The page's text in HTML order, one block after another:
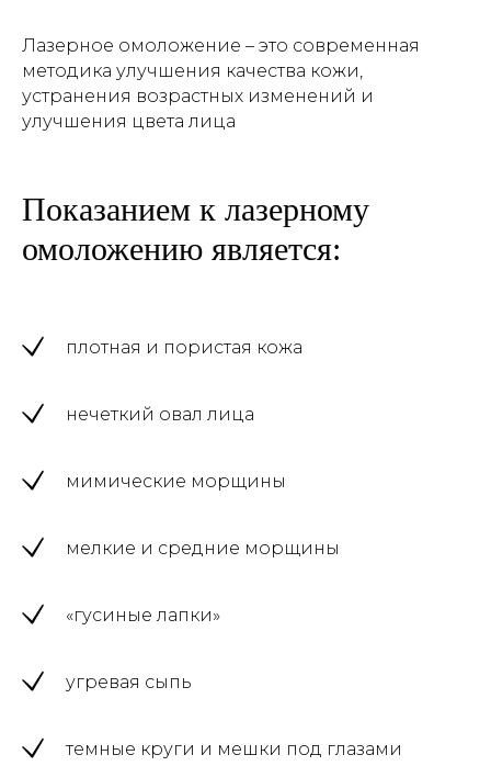
Лазерное омоложение – это современная
методика улучшения качества кожи,
устранения возрастных изменений и
улучшения цвета лица
Показанием к лазерному
омоложению является:
плотная и пористая кожа
нечеткий овал лица
мимические морщины
мелкие и средние морщины
«гусиные лапки»
угревая сыпь
темные круги и мешки под глазами